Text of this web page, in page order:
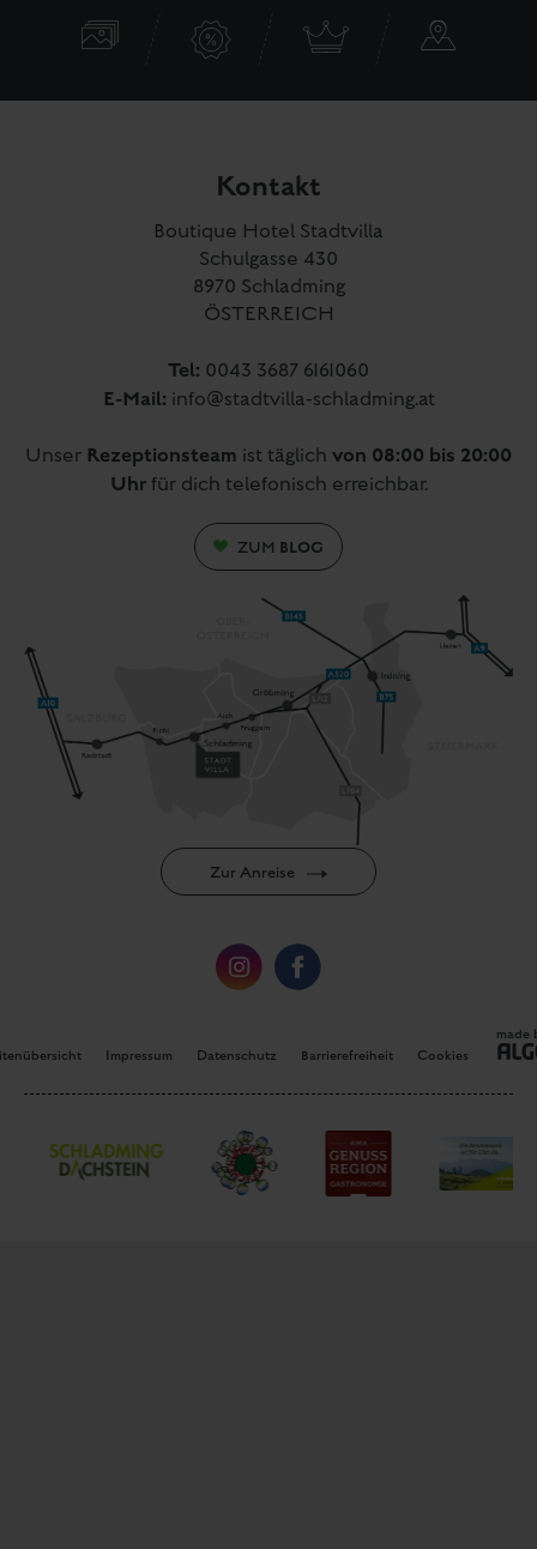
Kontakt
Boutique Hotel Stadtvilla
Schulgasse 430
8970 Schladming
ÖSTERREICH
Tel: 0043 3687 6161060
E-Mail: info@stadtvilla-schladming.at
Unser Rezeptionsteam ist täglich von 08:00 bis 20:00
Uhrfür dich telefonisch erreichbar.
ZUM BLOG
Zur Anreise
Impressum Datenschutz Barrierefreiheit Cookies
made